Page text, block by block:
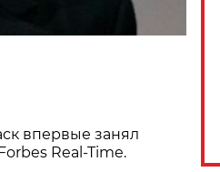
впервые занял
Real-Time.